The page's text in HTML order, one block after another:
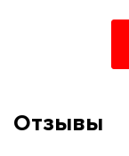
Отзывы